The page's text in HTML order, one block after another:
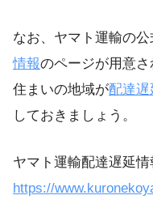
なお、ヤマト運輸の公
情報のページが用意
住まいの地域が配達
しておきましょう。
ヤマト運輸配達遅延情
https://